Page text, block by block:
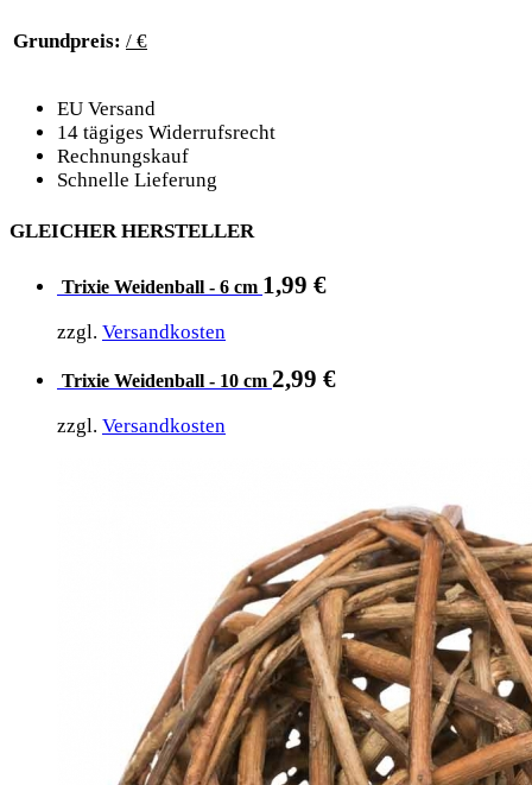
Grundpreis: / €
EU Versand
14 tägiges Widerrufsrecht
Rechnungskauf
Schnelle Lieferung
GLEICHER HERSTELLER
Trixie Weidenball - 6 cm 1,99 €
zzgl. Versandkosten
Trixie Weidenball - 10 cm 2,99 €
zzgl. Versandkosten